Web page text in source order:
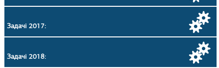
Задачі 2017:
Задачі 2018: